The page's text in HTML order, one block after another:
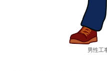
男性工